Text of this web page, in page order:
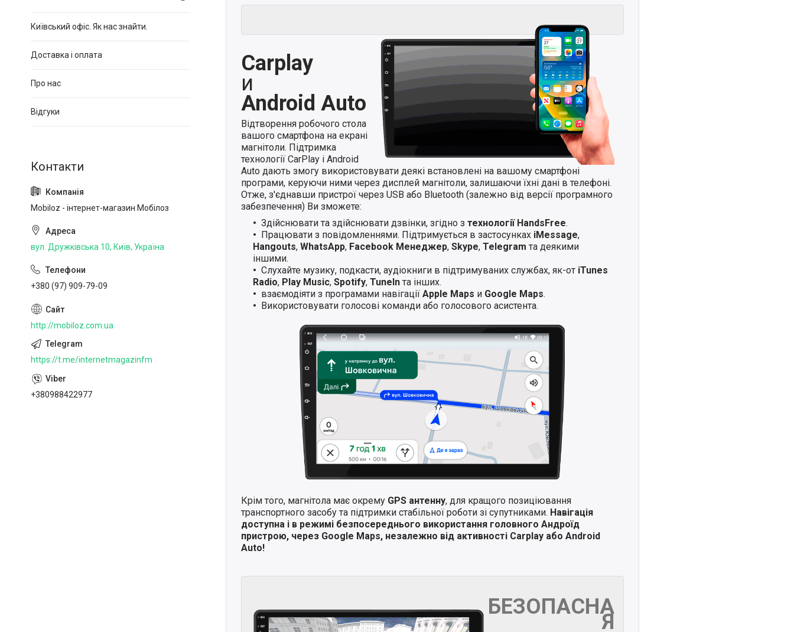
Carplay
и
Android Auto
Відтворення робочого стола
вашого смартфона на екрані
магнітоли. Підтримка
технології CarPlay і Android
Auto дають змогу використовувати деякі встановлені на вашому смартфоні
програми, керуючи ними через дисплей магнітоли, залишаючи їхні дані в телефоні.
Отже, з'єднавши пристрої через USB або Bluetooth (залежно від версії програмного
забезпечення) Ви зможете:
Здійснювати та здійснювати дзвінки, згідно з технології HandsFree.
Працювати з повідомленнями. Підтримується в застосунках iMessage,
Hangouts, WhatsApp, Facebook Менеджер, Skype, Telegram та деякими
іншими.
Слухайте музику, подкасти, аудіокниги в підтримуваних службах, як-от iTunes
Radio, Play Music, Spotify, TuneIn та інших.
взаємодіяти з програмами навігації Apple Maps и Google Maps.
Використовувати голосові команди або голосового асистента.
Крім того, магнітола має окрему GPS антенну, для кращого позиціювання
транспортного засобу та підтримки стабільної роботи зі супутниками. Навігація
доступна і в режимі безпосереднього використання головного Андроїд
пристрою, через Google Maps, незалежно від активності Carplay або Android
Auto!
БЕЗОПАСНА
Я
Київський офіс. Як нас знайти.
Доставка і оплата
Про нас
Відгуки
Mobiloz - інтернет-магазин Мобілоз
вул. Дружківська 10, Київ, Україна
+380 (97) 909-79-09
http://mobiloz.com.ua
https://t.me/internetmagazinfm
+380988422977